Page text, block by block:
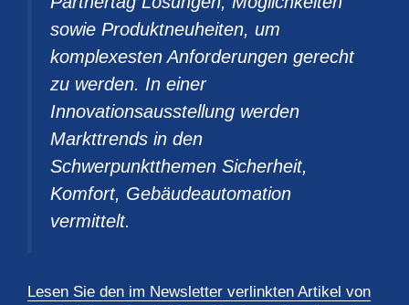
sowie Produktneuheiten, um
komplexesten Anforderungen gerecht
zu werden. In einer
Innovationsausstellung werden
Markttrends in den
Schwerpunktthemen Sicherheit,
Komfort, Gebäudeautomation
vermittelt.
Lesen Sie den im Newsletter verlinkten Artikel von